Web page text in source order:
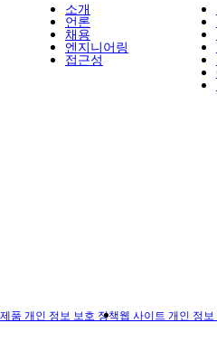
소개
언론
채용
엔지니어링
접근성
제품 개인 정보 보호 정책웹 사이트 개인 정